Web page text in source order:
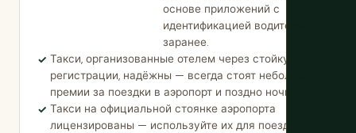
основе приложений с
идентификацией водителя
заранее.
Такси, организованные отелем через стойку
регистрации, надёжны — всегда стоят небольшой
премии за поездки в аэропорт и поздно ночью.
Такси на официальной стоянке аэропорта
лицензированы — используйте их для поездки из